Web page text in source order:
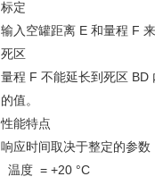
标定
输入空罐距离 E 和量程 F 来
死区
量程 F 不能延长到死区 BD
的值。
性能特点
响应时间取决于整定的参
温度 = +20 °C